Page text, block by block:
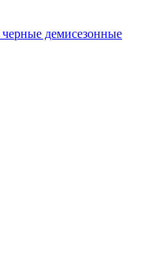
демисезонные